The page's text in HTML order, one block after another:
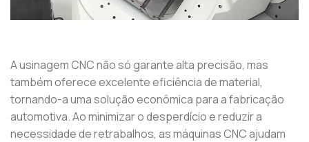
A usinagem CNC não só garante alta precisão, mas
também oferece excelente eficiência de material,
tornando-a uma solução econômica para a fabricação
automotiva. Ao minimizar o desperdício e reduzir a
necessidade de retrabalhos, as máquinas CNC ajudam